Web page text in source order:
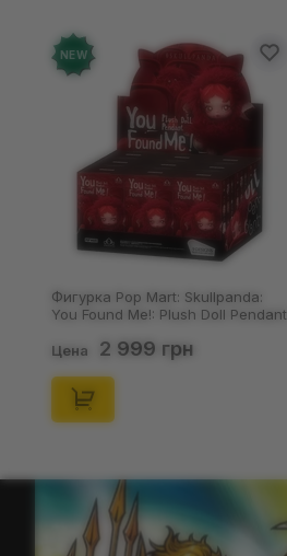
NEW
Фигурка Pop Mart: Skullpanda:
You Found Me!: Plush Doll Pendant
Edition), (29347)
Цена 2 999 грн